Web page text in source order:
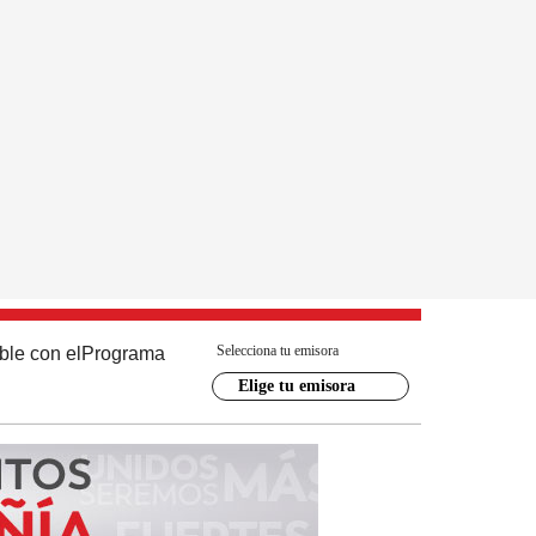
con el Programa Selecciona tu emisora
Elige tu emisora